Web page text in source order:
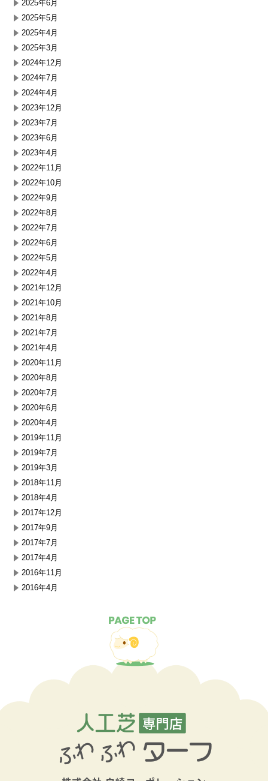
2025年6月
2025年5月
2025年4月
2025年3月
2024年12月
2024年7月
2024年4月
2023年12月
2023年7月
2023年6月
2023年4月
2022年11月
2022年10月
2022年9月
2022年8月
2022年7月
2022年6月
2022年5月
2022年4月
2021年12月
2021年10月
2021年8月
2021年7月
2021年4月
2020年11月
2020年8月
2020年7月
2020年6月
2020年4月
2019年11月
2019年7月
2019年3月
2018年11月
2018年4月
2017年12月
2017年9月
2017年7月
2017年4月
2016年11月
2016年4月